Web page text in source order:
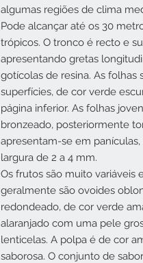
algumas regiões de clima
Pode alcançar até os 30
trópicos. O tronco é recto e
apresentando gretas
gotícolas de resina. As folhas
superfícies, de cor verde
página inferior. As folhas
bronzeado, posteriormente
apresentam-se em
largura de 2 a 4 mm.
Os frutos são muito variáveis
geralmente são ovoides
redondeado, de cor verde
alaranjado com uma pele
lenticelas. A polpa é de cor
saborosa. O conjunto de